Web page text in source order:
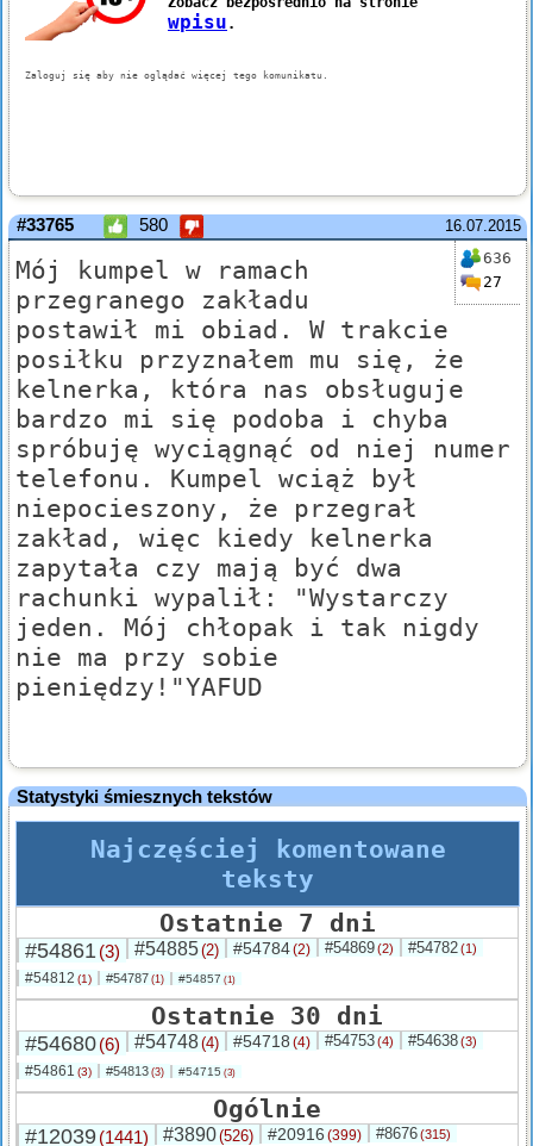
16.07.2015
#33765 580
636
27
Mój kumpel w ramach
przegranego zakładu
postawił mi obiad. W trakcie
posiłku przyznałem mu się, że
kelnerka, która nas obsługuje
bardzo mi się podoba i chyba
spróbuję wyciągnąć od niej numer
telefonu. Kumpel wciąż był
niepocieszony, że przegrał
zakład, więc kiedy kelnerka
zapytała czy mają być dwa
rachunki wypalił: "Wystarczy
jeden. Mój chłopak i tak nigdy
nie ma przy sobie
pieniędzy!"YAFUD
Statystyki śmiesznych tekstów
Najczęściej komentowane
teksty
Ostatnie 7 dni
#54861(3) #54885(2) #54784(2) #54869(2) #54782(1)
#54812 (1) #54787 (1) #54857 (1)
Ostatnie 30 dni
#54680(6) #54748(4) #54718 (4) #54753(4) #54638(3)
#54861 (3) #54813 (3) #54715 (3)
Ogólnie
#12039(1441) #3890(526) #20916 (399) #8676(315)